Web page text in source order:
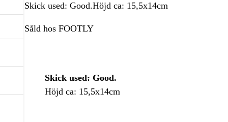
Skick used: Good.Höjd ca: 15,5x14cm
Såld hos FOOTLY
Skick used: Good.
Höjd ca: 15,5x14cm